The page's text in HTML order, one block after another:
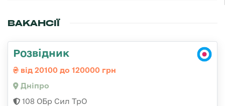
ВАКАНСІЇ
Розвідник
від 20100 до 120000 грн
Дніпро
108 ОБр Сил ТрО